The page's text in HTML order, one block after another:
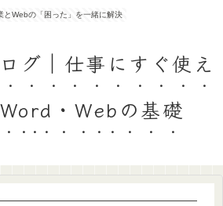
とWebの「困った」を一緒に解決
グ｜仕事にすぐ使え
・Webの基礎